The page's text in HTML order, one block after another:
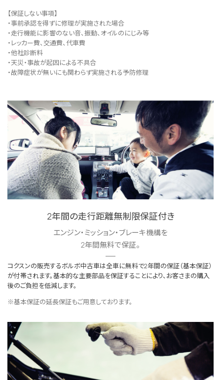
【保証しない事項】
・事前承認を得ずに修理が実施された場合
・走行機能に影響のない音、振動、オイルのにじみ等
・レッカー費、交通費、代車費
・他社診断料
・天災・事故が起因による不具合
・故障症状が無いにも関わらず実施される予防修理
2年間の走行距離無制限保証付き
エンジン・ミッション・ブレーキ機構を
2年間無料で保証。
コクスンの販売するボルボ中古車は全車に無料で2年間の保証（基本保証）
が付帯されます。基本的な主要部品を保証することにより、お客さまの購入
後のご負担を低減します。
※基本保証の延長保証もご用意しております。